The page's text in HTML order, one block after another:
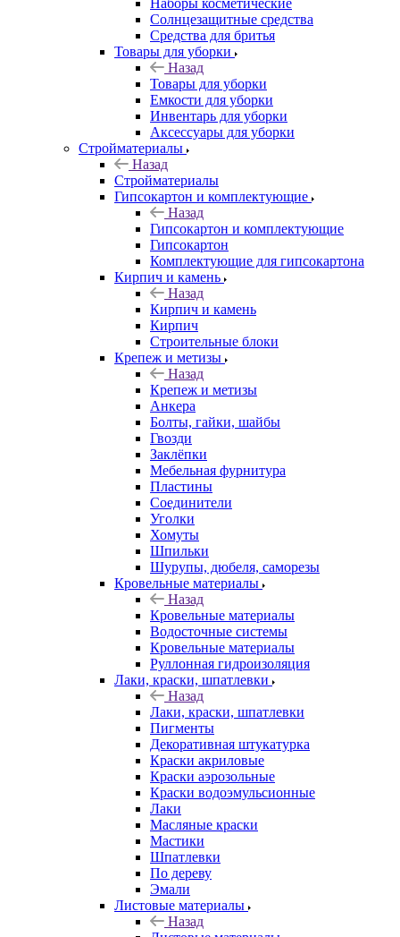
Наборы косметические
Солнцезащитные средства
Средства для бритья
Товары для уборки
Назад
Товары для уборки
Емкости для уборки
Инвентарь для уборки
Аксессуары для уборки
Стройматериалы
Назад
Стройматериалы
Гипсокартон и комплектующие
Назад
Гипсокартон и комплектующие
Гипсокартон
Комплектующие для гипсокартона
Кирпич и камень
Назад
Кирпич и камень
Кирпич
Строительные блоки
Крепеж и метизы
Назад
Крепеж и метизы
Анкера
Болты, гайки, шайбы
Гвозди
Заклёпки
Мебельная фурнитура
Пластины
Соединители
Уголки
Хомуты
Шпильки
Шурупы, дюбеля, саморезы
Кровельные материалы
Назад
Кровельные материалы
Водосточные системы
Кровельные материалы
Руллонная гидроизоляция
Лаки, краски, шпатлевки
Назад
Лаки, краски, шпатлевки
Пигменты
Декоративная штукатурка
Краски акриловые
Краски аэрозольные
Краски водоэмульсионные
Лаки
Масляные краски
Мастики
Шпатлевки
По дереву
Эмали
Листовые материалы
Назад